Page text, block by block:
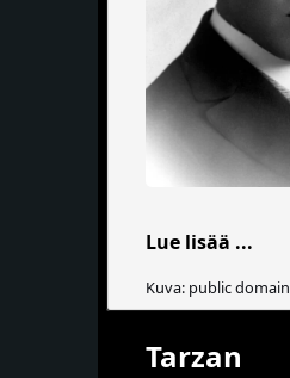
Lue lisää ...
Kuva: public domain
Tarzan